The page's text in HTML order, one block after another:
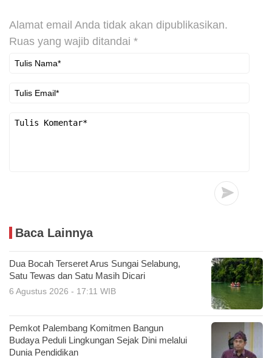
Alamat email Anda tidak akan dipublikasikan.
Ruas yang wajib ditandai *
Baca Lainnya
Dua Bocah Terseret Arus Sungai Selabung,
Satu Tewas dan Satu Masih Dicari
6 Agustus 2026 - 17:11 WIB
Pemkot Palembang Komitmen Bangun
Budaya Peduli Lingkungan Sejak Dini melalui
Dunia Pendidikan